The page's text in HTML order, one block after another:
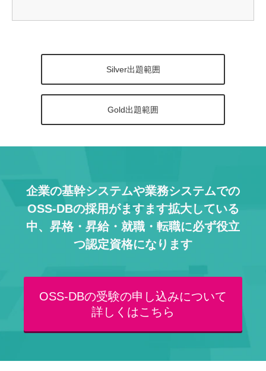
Silver出題範囲
Gold出題範囲
企業の基幹システムや業務システムでの
OSS-DBの採用がますます拡大している
中、 昇格・昇給・就職・転職に必ず役立
つ認定資格になります
OSS-DBの受験の申し込みについて
詳しくはこちら